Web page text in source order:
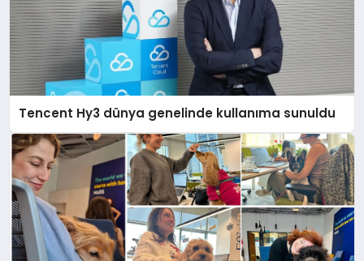
Tencent Hy3 dünya genelinde kullanıma sunuldu